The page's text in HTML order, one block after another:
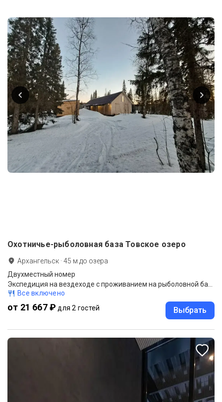
Охотничье-рыболовная база Товское озеро
Архангельск ·45 м до озера
Двухместный номер
Все включено
от 21 667 ₽ для 2 гостей Выбрать